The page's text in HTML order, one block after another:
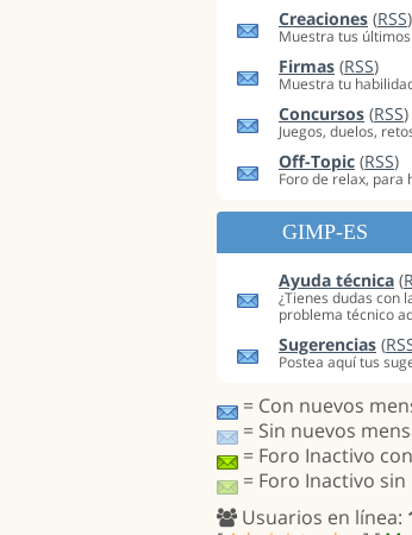
Creaciones (RSS)
Muestra tus
Firmas (RSS)
Muestra tu
Concursos (RSS)
Juegos, duelos,
Off-Topic (RSS)
Foro de relax, para
GIMP-ES
Ayuda técnica (
¿Tienes dudas con
problema técnico
Sugerencias (
Postea aquí tus
= Con nuevos
= Sin nuevos
= Foro Inactivo
= Foro Inactivo
Usuarios en línea: